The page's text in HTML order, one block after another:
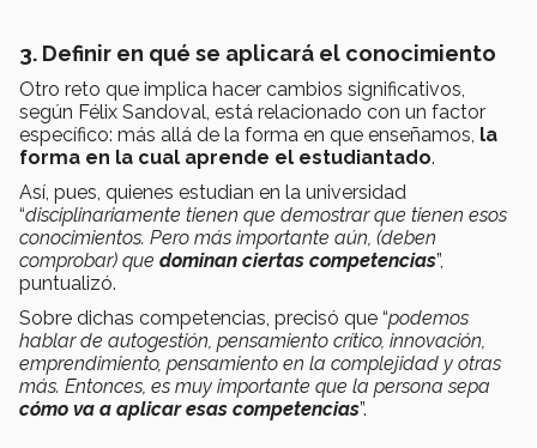
3. Definir en qué se aplicará el conocimiento
Otro reto que implica hacer cambios significativos,
según Félix Sandoval, está relacionado con un factor
específico: más allá de la forma en que enseñamos, la
forma en la cual aprende el estudiantado.
Así, pues, quienes estudian en la universidad
“disciplinariamente tienen que demostrar que tienen esos
conocimientos. Pero más importante aún, (deben
comprobar) que dominan ciertas competencias”,
puntualizó.
Sobre dichas competencias, precisó que “podemos
hablar de autogestión, pensamiento crítico, innovación,
emprendimiento, pensamiento en la complejidad y otras
más. Entonces, es muy importante que la persona sepa
cómo va a aplicar esas competencias”.